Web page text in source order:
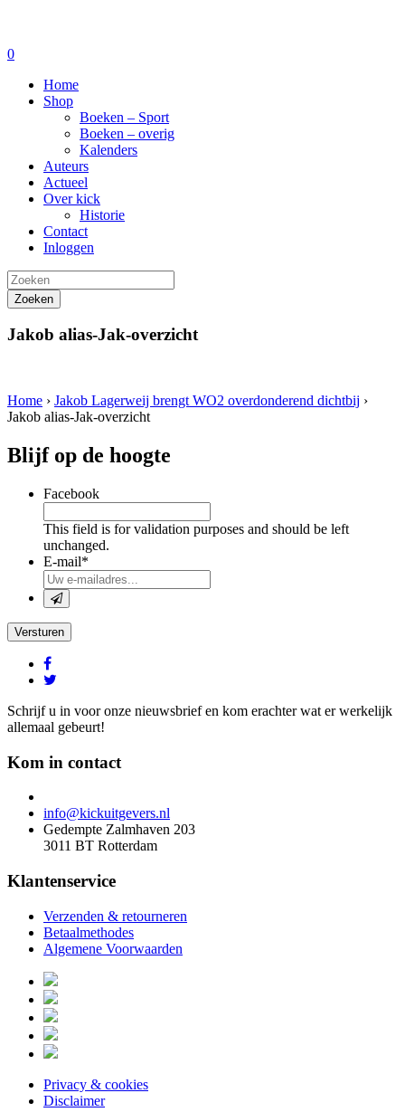
0
Home
Shop
Boeken – Sport
Boeken – overig
Kalenders
Auteurs
Actueel
Over kick
Historie
Contact
Inloggen
Zoeken
Jakob alias-Jak-overzicht
Home › Jakob Lagerweij brengt WO2 overdonderend dichtbij ›
Jakob alias-Jak-overzicht
Blijf op de hoogte
Facebook
This field is for validation purposes and should be left
unchanged.
E-mail*
Versturen
Schrijf u in voor onze nieuwsbrief en kom erachter wat er werkelijk
allemaal gebeurt!
Kom in contact
info@kickuitgevers.nl
Gedempte Zalmhaven 203
3011 BT Rotterdam
Klantenservice
Verzenden & retourneren
Betaalmethodes
Algemene Voorwaarden
Privacy & cookies
Disclaimer